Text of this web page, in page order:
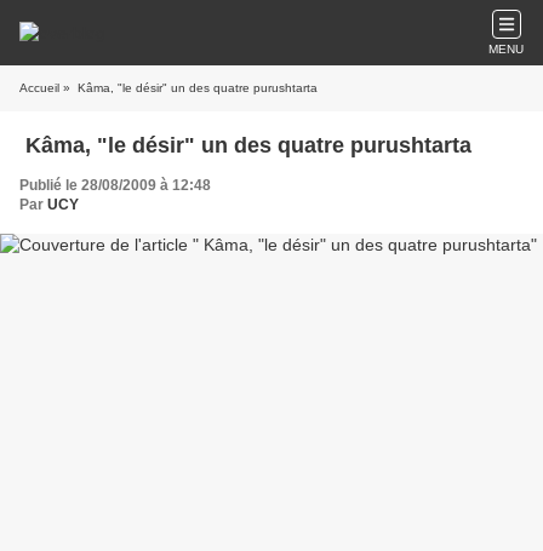
MENU
Accueil » Kâma, "le désir" un des quatre purushtarta
Kâma, "le désir" un des quatre purushtarta
Publié le 28/08/2009 à 12:48
Par UCY